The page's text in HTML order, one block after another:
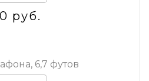
руб.
6,7 футов